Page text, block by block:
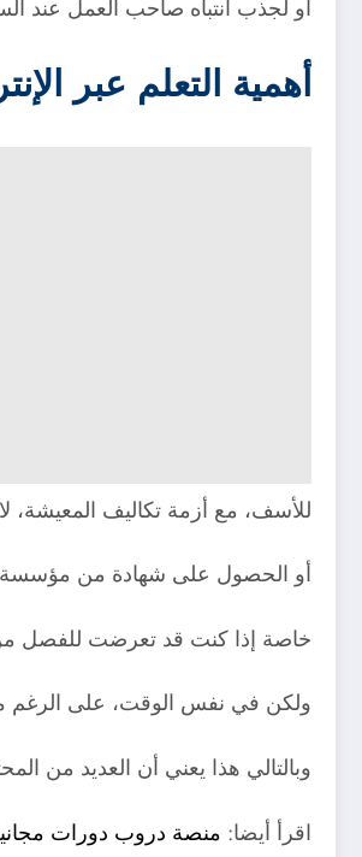
أو لجذب انتباه صاحب العمل عند
أهمية التعلم عبر
للأسف، مع أزمة تكاليف المعيشة،
أو الحصول على شهادة من مؤسسة
خاصة إذا كنت قد تعرضت للفصل من
ولكن في نفس الوقت، على الرغم من
وبالتالي هذا يعني أن العديد من
اقرأ أيضا: منصة دروب دورات